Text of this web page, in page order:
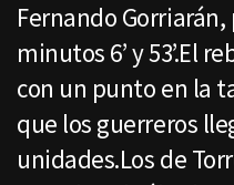
Fernando
minutos 6’ y 53’.El
con un punto en la
que los guerreros
unidades.Los de